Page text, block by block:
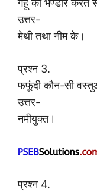
उत्तर-
मेथी तथा नीम के।
प्रश्न 3.
फफूंदी कौन-सी
उत्तर-
नमीयुक्त।
प्रश्न 4.